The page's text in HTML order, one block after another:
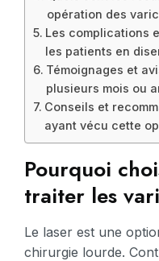
opération des
Les complications
les patients en
Témoignages et
plusieurs mois ou
Conseils et
ayant vécu cette
Pourquoi
traiter les
Le laser est une
chirurgie lourde.